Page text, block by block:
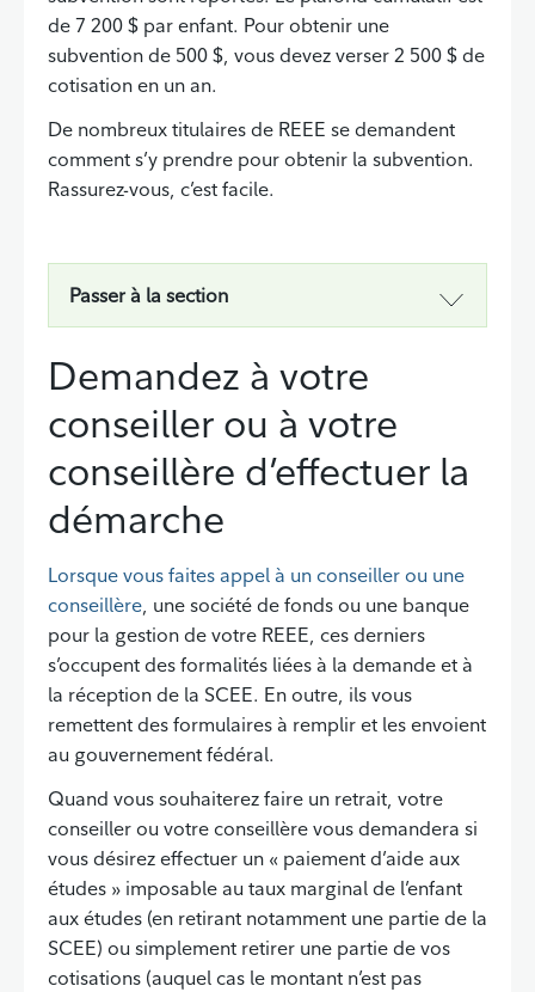
de 7 200 $ par enfant. Pour obtenir une
subvention de 500 $, vous devez verser 2 500 $ de
cotisation en un an.
De nombreux titulaires de REEE se demandent
comment s’y prendre pour obtenir la subvention.
Rassurez-vous, c’est facile.
Passer à la section
Demandez à votre
conseiller ou à votre
conseillère d’effectuer la
démarche
Lorsque vous faites appel à un conseiller ou une
conseillère, une société de fonds ou une banque
pour la gestion de votre REEE, ces derniers
s’occupent des formalités liées à la demande et à
la réception de la SCEE. En outre, ils vous
remettent des formulaires à remplir et les envoient
au gouvernement fédéral.
Quand vous souhaiterez faire un retrait, votre
conseiller ou votre conseillère vous demandera si
vous désirez effectuer un « paiement d’aide aux
études » imposable au taux marginal de l’enfant
aux études (en retirant notamment une partie de la
SCEE) ou simplement retirer une partie de vos
cotisations (auquel cas le montant n’est pas